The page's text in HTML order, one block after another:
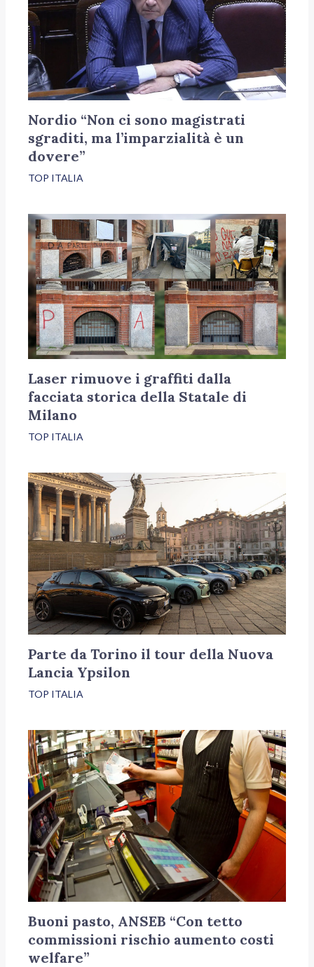
Nordio “Non ci sono magistrati
sgraditi, ma l’imparzialità è un
dovere”
TOP ITALIA
Laser rimuove i graffiti dalla
facciata storica della Statale di
Milano
TOP ITALIA
Parte da Torino il tour della Nuova
Lancia Ypsilon
TOP ITALIA
Buoni pasto, ANSEB “Con tetto
commissioni rischio aumento costi
welfare”